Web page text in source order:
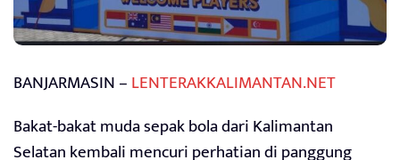
BANJARMASIN –LENTERAKKALIMANTAN.NET
Bakat-bakat muda sepak bola dari Kalimantan
Selatan kembali mencuri perhatian di panggung